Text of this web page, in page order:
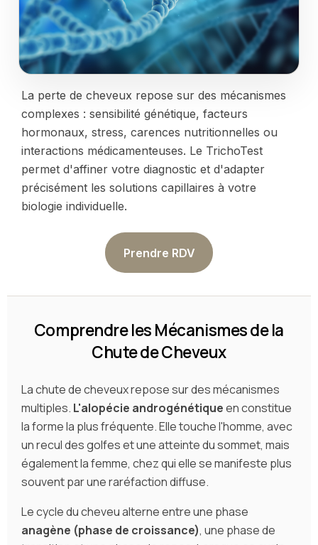
La perte de cheveux repose sur des mécanismes
complexes : sensibilité génétique, facteurs
hormonaux, stress, carences nutritionnelles ou
interactions médicamenteuses. Le TrichoTest
permet d'affiner votre diagnostic et d'adapter
précisément les solutions capillaires à votre
biologie individuelle.
Prendre RDV
Comprendre les Mécanismes de la
Chute de Cheveux
La chute de cheveux repose sur des mécanismes
multiples. L'alopécie androgénétiqueen constitue
la forme la plus fréquente. Elle touche l'homme, avec
un recul des golfes et une atteinte du sommet, mais
également la femme, chez qui elle se manifeste plus
souvent par une raréfaction diffuse.
Le cycle du cheveu alterne entre une phase
anagène (phase de croissance), une phase de